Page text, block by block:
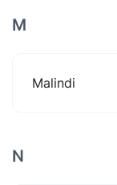
M
Malindi
N